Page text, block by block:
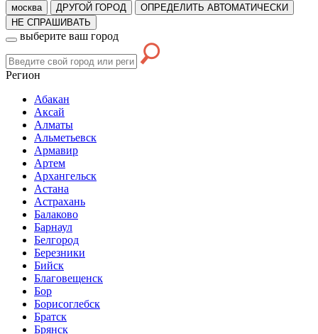
москва ДРУГОЙ ГОРОД
ОПРЕДЕЛИТЬ АВТОМАТИЧЕСКИ
НЕ СПРАШИВАТЬ
выберите ваш город
Регион
Абакан
Аксай
Алматы
Альметьевск
Армавир
Артем
Архангельск
Астана
Астрахань
Балаково
Барнаул
Белгород
Березники
Бийск
Благовещенск
Бор
Борисоглебск
Братск
Брянск